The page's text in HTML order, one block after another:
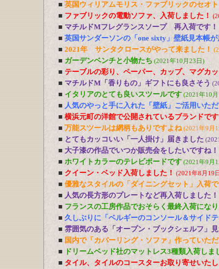
■ 英国ウィリアムモリス・ファブリックのセオ
■ ファブリックの電動ソファ、入荷しました！
■ マチルドMフレグランスソープ 再入荷です！
■ 英国サンダーソンの「one sixty」壁紙見本帳
■ 2021年 サンタクロースがやって来ました！
■ ガーデンベンチと小物たち (2021年10月23日)
■ テーブルの彩り、ペーパー、カップ、マグカ
■ マチルドM「香りもの」ギフトにも良さそう
■ イタリアのとても良いスツールです (2021年10
■ 人気のやっと手に入れた「壁紙」ご活用いた
■ 横浜元町の洋館で公開されているブランドで
■ 万能スツールは網柄もありですよね(2021年9月
■ とてもカッコいい「一人掛け」届きました
■ 大子漆の作品でいつか販売会をしたいですね！
■ ホワイトカラーのテレビボードです (2021年9月
■ クイーン・ベッド入荷しました！ (2021年8月19
■ 優雅なスタイルの「ダイニングセット」入荷
■ 人気の長方形のプレートなど再入荷しました！
■ フランスの工房作品でおそらく最終入荷にな
■ 久しぶりに「ベルギーのコンソール＆サイド
■ 雰囲気のある「オープン・ブックシェルフ」
■ 国内で「カバーリング・ソファ」作っていた
■
ドリームベッド社のマットレス3種類入荷しま
■ タイル、タイルのコースターお取り寄せいた